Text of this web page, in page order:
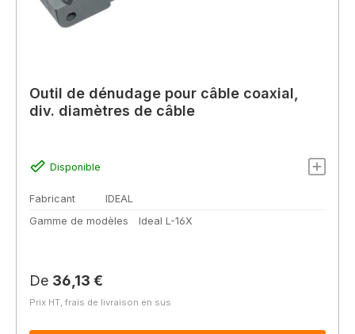
Outil de dénudage pour câble coaxial,
div. diamètres de câble
Disponible
Fabricant
IDEAL
Gamme de modèles
Ideal L-16X
Prix régulier :
De 36,13 €
Prix HT, frais de livraison en sus